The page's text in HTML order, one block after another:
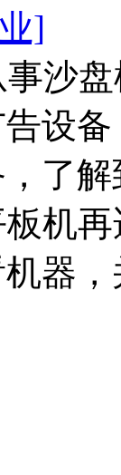
]
沙
设
了
机
器